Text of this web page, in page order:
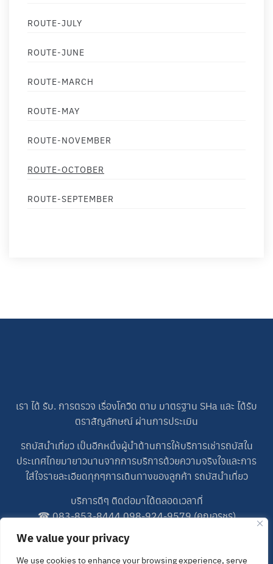
We value your privacy
We use cookies to enhance your browsing experience, serve
ROUTE-JULY
ROUTE-JUNE
ROUTE-MARCH
ROUTE-MAY
ROUTE-NOVEMBER
ROUTE-OCTOBER
ROUTE-SEPTEMBER
เรา ได้ รับ. การตรวจ เรื่องโควิด ตาม มาตรฐาน SHa และ ได้รับ
ตราสัญลักษณ์ ผ่านการประเมิน
รถบัสนำเที่ยว เป็นอีกหนึ่งผู้นำด้านการให้บริการเช่ารถบัสใน
ประเทศไทยมายาวนานจากการบริการด้วยความจริงใจและการ
ใส่ใจรายละเอียดทุกๆการเดินทางของลูกค้า รถบัสนำเที่ยว
บริการดีๆ ติดต่อมาได้ตลอดเวลาที่
☎083-853-8444,098-924-9579(คุณอรชร)
083-698-5227
LINE ID : 0989249579